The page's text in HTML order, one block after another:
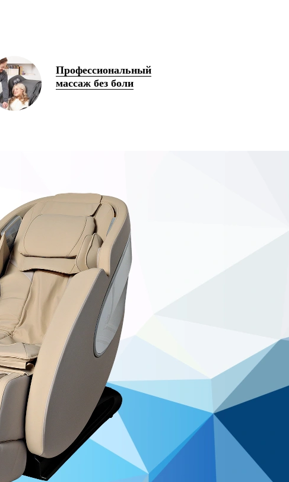
Профессиональный
массаж без боли